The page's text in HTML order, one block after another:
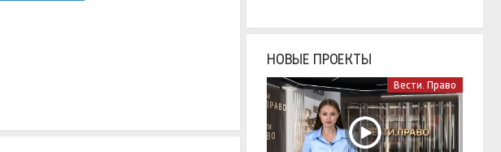
НОВЫЕ ПРОЕКТЫ
Вести. Право